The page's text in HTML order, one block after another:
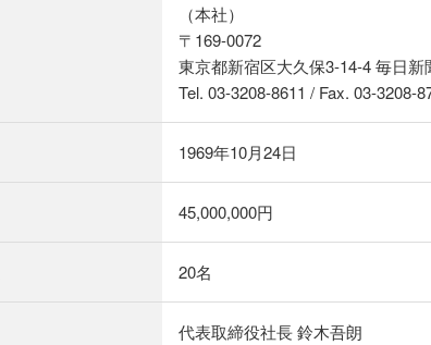
（本社）
〒169-0072
東京都新宿区大久保3-14-4 毎日
Tel. 03-3208-8611 / Fax. 03-3208-
1969年10月24日
45,000,000円
20名
代表取締役社長 鈴木吾朗